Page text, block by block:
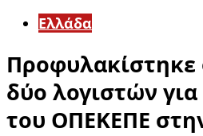
Ελλάδα
Προφυλακίστηκε
δύο λογιστών
του ΟΠΕΚΕΠΕ